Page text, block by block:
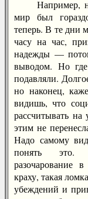
Например,
мир был
теперь. В те дни
часу на час,
надежды —
выводом. Но
подавляли.
но наконец,
видишь, что
рассчитывать на
этим не
Надо самому
понять это.
разочарование
краху, такая
убеждений и